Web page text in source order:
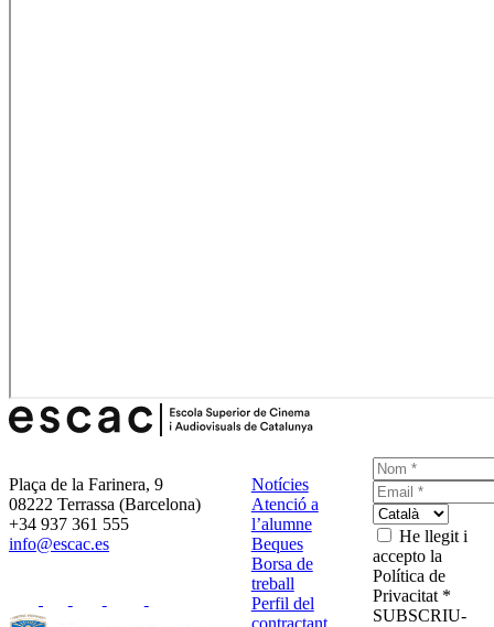
Plaça de la Farinera, 9
08222 Terrassa (Barcelona)
+34 937 361 555
info@escac.es
Notícies
Atenció a
l’alumne
Beques
Borsa de
treball
Perfil del
He llegit i
accepto la
Política de
Privacitat *
SUBSCRIU-